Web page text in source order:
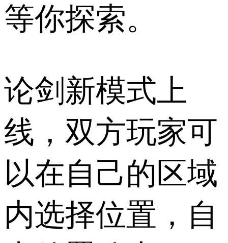
等你探索。
论剑新模式上
线，双方玩家可
以在自己的区域
内选择位置，自